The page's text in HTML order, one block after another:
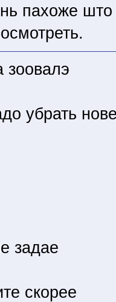
пахоже
зоовалэ
убрать
задае
скорее